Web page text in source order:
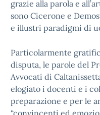
grazie alla parola e
sono Cicerone e
e illustri paradigmi di
Particolarmente
disputa, le parole del
Avvocati di
elogiato i docenti e i
preparazione e per le
“convincenti ed